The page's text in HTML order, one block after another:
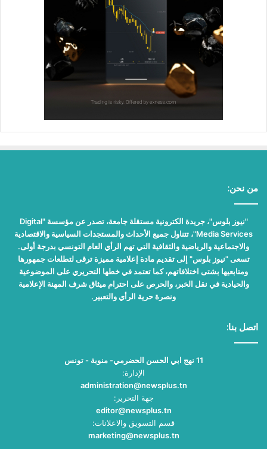
من نحن:
"نيوز بلوس"، جريدة الكترونية مستقلة جامعة، تصدر عن مؤسسة "Digital
Media Services"، تتناول جميع الأحداث والمستجدات السياسية والاقتصادية
والاجتماعية والرياضية والثقافية التي تهم الرأي العام التونسي بدرجة أولى.
تسعى "نيوز بلوس" إلى تقديم مادة إعلامية مميزة ترقى لتطلعات جمهورها
ومتابعيها بشتى اختلافاتهم، كما تعتمد في خطها التحريري على الموضوعية
والحيادية في نقل الخبر، والحرص على احترام ميثاق شرف المهنة الإعلامية
ونصرة حرية الرأي والتعبير.
اتصل بنا:
11 نهج ابي الحسن الحضرمي- منوبة - تونس
الإدارة:
administration@newsplus.tn
جهة التحرير:
editor@newsplus.tn
قسم التسويق والاعلانات:
marketing@newsplus.tn